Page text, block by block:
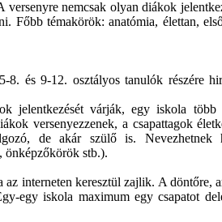
versenyre nemcsak olyan diákok
Főbb témakörök: anatómia, élettan,
8. és 9-12. osztályos tanulók részére
jelentkezését várják, egy iskola
versenyezzenek, a csapattagok
de akár szülő is.
önképzőkörök stb.).
interneten keresztül zajlik. A döntőre,
egy iskola maximum egy csapatot